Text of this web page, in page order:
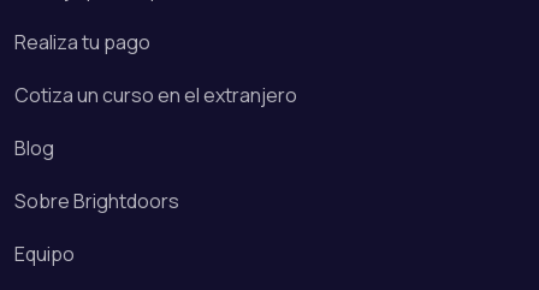
Realiza tu pago
Cotiza un curso en el extranjero
Blog
Sobre Brightdoors
Equipo